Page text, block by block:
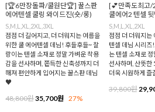
[🏆6만장돌파/쿨원단🏆] 꿀스판
에어텐셀 쿨링 와이드진(숏/롱)
S,M,L,XL,2XL,3XL
점점 더 길어지고, 더 더워지는 여름을
위한 쿨 에어텐셀 데님! 후들후들~ 찰
랑이는 텐셀 소재로 정말 가벼운 착용
감을 선사하며, 쫀득한 신축성까지 더
해져 편안하게 입어지는 꿀스판 데님
♥
48,800원35,700원 27%
[💕만족도최고/
쿨에어2 텐셀
S,M,L,XL,2XL
점점 더 더워지는
텐셀 데님 시리즈
는 텐셀 소재로
선사하며, 산뜻한
더욱 시원하게
39,800원